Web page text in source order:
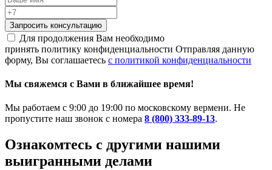
Запросить консультацию
Для продолжения Вам необходимо
принять политику конфиденциальности Отправляя данную
форму, Вы соглашаетесь с политикой конфиденциальности
Мы свяжемся с Вами в ближайшее время!
Мы работаем с 9:00 до 19:00 по московскому вермени. Не
пропустите наш звонок с номера 8 (800) 333-89-13.
Ознакомтесь c другими нашими
выигранными делами